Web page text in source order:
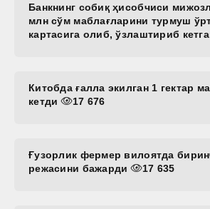
Банкнинг собиқ ҳисобчиси
млн сўм маблағларини турмуш
картасига олиб, ўзлаштириб
Китобда ғалла экилган 1 гектар
кетди
17 676
Ғузорлик фермер вилоятда
режасини бажарди
17 635